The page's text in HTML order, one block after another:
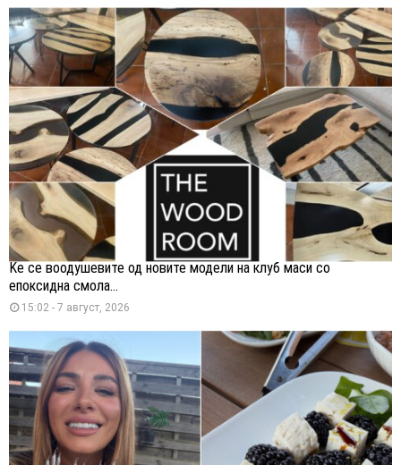
Ќе се воодушевите од новите модели на клуб маси со
епоксидна смола...
15:02 - 7 август, 2026